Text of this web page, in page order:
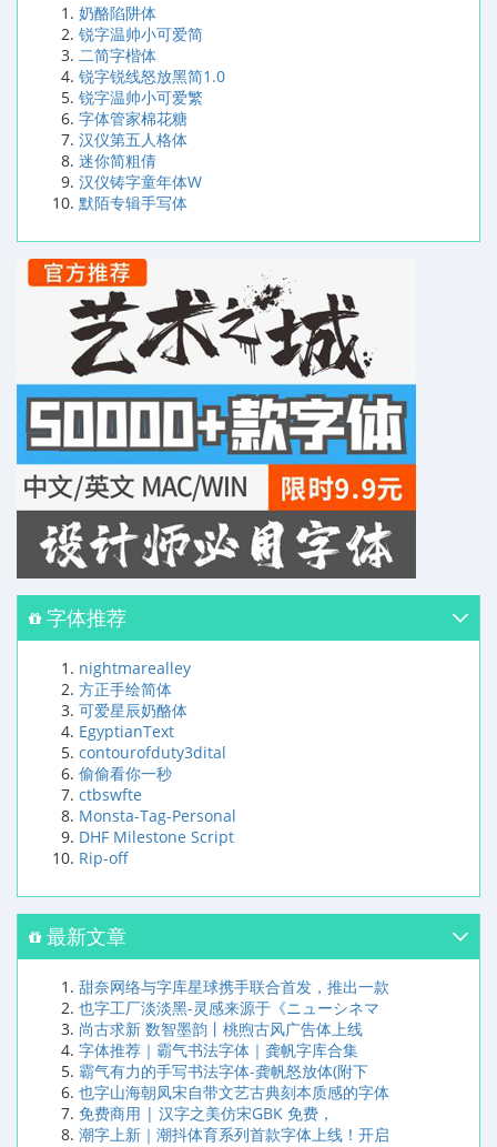
奶酪陷阱体
锐字温帅小可爱简
二简字楷体
锐字锐线怒放黑简1.0
锐字温帅小可爱繁
字体管家棉花糖
汉仪第五人格体
迷你简粗倩
汉仪铸字童年体W
默陌专辑手写体
字体推荐
nightmarealley
方正手绘简体
可爱星辰奶酪体
EgyptianText
contourofduty3dital
偷偷看你一秒
ctbswfte
Monsta-Tag-Personal
DHF Milestone Script
Rip-off
最新文章
甜奈网络与字库星球携手联合首发，推出一款
也字工厂淡淡黑-灵感来源于《ニューシネマ
尚古求新 数智墨韵丨桃煦古风广告体上线
字体推荐｜霸气书法字体｜龚帆字库合集
霸气有力的手写书法字体-龚帆怒放体(附下
也字山海朝凤宋自带文艺古典刻本质感的字体
免费商用 | 汉字之美仿宋GBK 免费，
潮字上新｜潮抖体育系列首款字体上线！开启